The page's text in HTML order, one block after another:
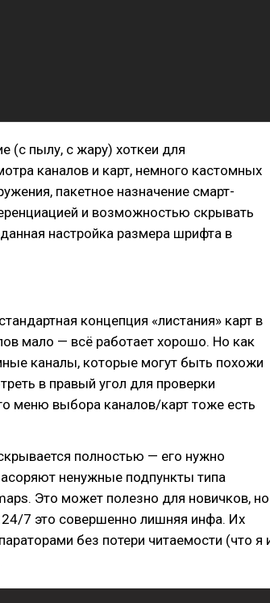
пылу, с жару) хоткеи для
каналов и карт, немного кастомных
пакетное назначение смарт-
и возможностью скрывать
настройка размера шрифта в
концепция «листания» карт в
мало — всё работает хорошо. Но как
каналы, которые могут быть похожи
в правый угол для проверки
меню выбора каналов/карт тоже есть
полностью — его нужно
ненужные подпункты типа
Это может полезно для новичков, но
7 это совершенно лишняя инфа. Их
без потери читаемости (что я